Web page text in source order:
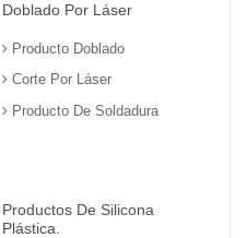
Doblado Por Láser
Producto Doblado
Corte Por Láser
Producto De Soldadura
Productos De Silicona
Plástica.